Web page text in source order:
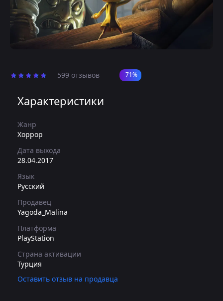
599 отзывов -71%
Характеристики
Жанр
Хоррор
Дата выхода
28.04.2017
Язык
Русский
Продавец
Yagoda_Malina
Платформа
PlayStation
Страна активации
Турция
Оставить отзыв на продавца